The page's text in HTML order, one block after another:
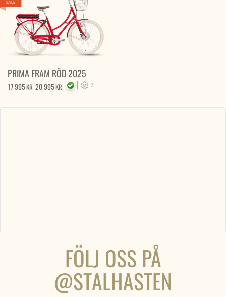
SALE
PRIMA FRAM RÖD 2025
17 995KR 20 995KR 7
FÖLJ OSS PÅ
@STALHASTEN